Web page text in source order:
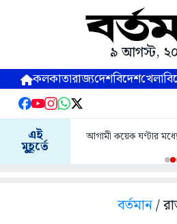
৯ আগস্ট,
কলকাতারাজ্যদেশবিদেশখেলা
এই
মুহূর্তে
আগামী কয়েক ঘণ্টার মধ্যে
বর্তমান/